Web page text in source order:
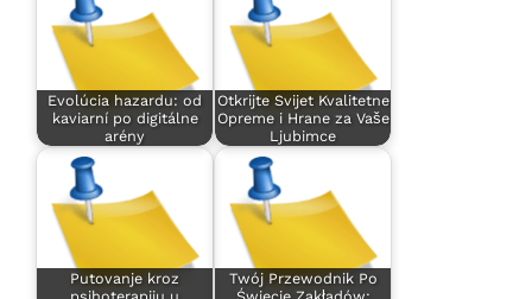
Evolúcia hazardu: od
kaviarní po digitálne
arény
Otkrijte Svijet Kvalitetne
Opreme i Hrane za Vaše
Ljubimce
Putovanje kroz
Twój Przewodnik Po